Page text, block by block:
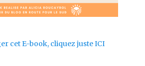
cet E-book, cliquez juste ICI